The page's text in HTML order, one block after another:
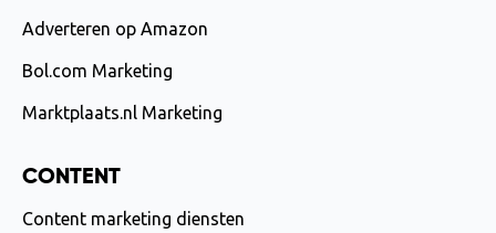
Adverteren op Amazon
Bol.com Marketing
Marktplaats.nl Marketing
CONTENT
Content marketing diensten